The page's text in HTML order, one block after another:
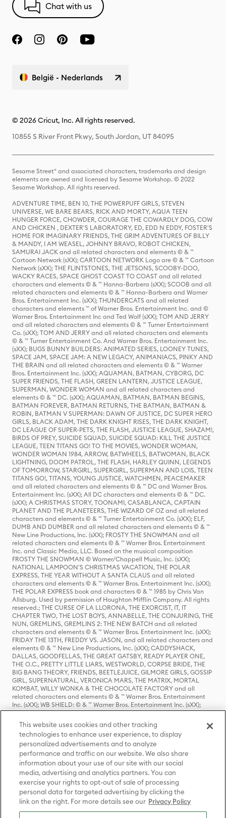
Chat with us
België - Nederlands
© 2026 Cricut, Inc. All rights reserved.
10855 S River Front Pkwy, South Jordan, UT 84095
Sesame Street® and associated characters, trademarks and design
elements are owned and licensed by Sesame Workshop. © 2022
Sesame Workshop. All rights reserved.
ADVENTURE TIME, BEN 10, THE POWERPUFF GIRLS, STEVEN
UNIVERSE, WE BARE BEARS, RICK AND MORTY, AQUA TEEN
HUNGER FORCE, CHOWDER, COURAGE THE COWARDLY DOG, COW
AND CHICKEN , DEXTER'S LABORATORY, ED, EDD N EDDY, FOSTER'S
HOME FOR IMAGINARY FRIENDS, THE GRIM ADVENTURES OF BILLY
& MANDY, I AM WEASEL, JOHNNY BRAVO, ROBOT CHICKEN,
SAMURAI JACK and all related characters and elements © & ™
Cartoon Network (sXX); CARTOON NETWORK Logo are © & ™ Cartoon
Network (sXX); THE FLINTSTONES, THE JETSONS, SCOOBY-DOO,
WACKY RACES, SPACE GHOST COAST TO COAST and all related
characters and elements © & ™ Hanna-Barbera (sXX); SCOOB and all
related characters and elements © & ™ Hanna-Barbera and Warner
Bros. Entertainment Inc. (sXX); THUNDERCATS and all related
characters and elements ™ of Warner Bros. Entertainment Inc. and ©
Warner Bros. Entertainment Inc and Ted Wolf (sXX); TOM AND JERRY
and all related characters and elements © & ™ Turner Entertainment
Co. (sXX); TOM AND JERRY and all related characters and elements
© & ™ Turner Entertainment Co. And Warner Bros. Entertainment Inc.
(sXX); BUGS BUNNY BUILDERS: ANIMATED SERIES, LOONEY TUNES,
SPACE JAM, SPACE JAM: A NEW LEGACY, ANIMANIACS, PINKY AND
THE BRAIN and all related characters and elements © & ™ Warner
Bros. Entertainment Inc. (sXX); AQUAMAN, BATMAN, CYBORG, DC
SUPER FRIENDS, THE FLASH, GREEN LANTERN, JUSTICE LEAGUE,
SUPERMAN, WONDER WOMAN and all related characters and
elements © & ™ DC. (sXX); AQUAMAN, BATMAN, BATMAN BEGINS,
BATMAN FOREVER, BATMAN RETURNS, THE BATMAN, BATMAN &
ROBIN, BATMAN V SUPERMAN: DAWN OF JUSTICE, DC SUPER HERO
GIRLS, BLACK ADAM, THE DARK KNIGHT RISES, THE DARK KNIGHT,
DC LEAGUE OF SUPER-PETS, THE FLASH, JUSTICE LEAGUE, SHAZAM!,
BIRDS OF PREY, SUICIDE SQUAD, SUICIDE SQUAD: KILL THE JUSTICE
LEAGUE, TEEN TITANS GO! TO THE MOVIES, WONDER WOMAN,
WONDER WOMAN 1984, ARROW, BATWHEELS, BATWOMAN, BLACK
LIGHTNING, DOOM PATROL, THE FLASH, HARLEY QUINN, LEGENDS
OF TOMORROW, STARGIRL, SUPERGIRL, SUPERMAN AND LOIS, TEEN
TITANS GO!, TITANS, YOUNG JUSTICE, WATCHMEN, PEACEMAKER
and all related characters and elements © & ™ DC and Warner Bros.
Entertainment Inc. (sXX); All DC characters and elements © & ™ DC.
(sXX); A CHRISTMAS STORY, TOONAMI, CASABLANCA, CAPTAIN
PLANET AND THE PLANETEERS, THE WIZARD OF OZ and all related
characters and elements © & ™ Turner Entertainment Co. (sXX); ELF,
DUMB AND DUMBER and all related characters and elements © & ™
New Line Productions, Inc. (sXX); FROSTY THE SNOWMAN and all
related characters and elements © & ™ Warner Bros. Entertainment
Inc. and Classic Media, LLC. Based on the musical composition
FROSTY THE SNOWMAN © Warner/Chappell Music, Inc. (sXX);
NATIONAL LAMPOON'S CHRISTMAS VACATION, THE POLAR
EXPRESS, THE YEAR WITHOUT A SANTA CLAUS and all related
characters and elements © & ™ Warner Bros. Entertainment Inc. (sXX);
THE POLAR EXPRESS book and characters © & ™ 1985 by Chris Van
Allsburg. Used by permission of Houghton Mifflin Company. All rights
reserved.; THE CURSE OF LA LLORONA, THE EXORCIST, IT, IT
CHAPTER TWO, THE LOST BOYS, ANNABELLE, THE CONJURING, THE
NUN, GREMLINS, GREMLINS 2: THE NEW BATCH and all related
characters and elements © & ™ Warner Bros. Entertainment Inc. (sXX);
FRIDAY THE 13TH, FREDDY VS. JASON, and all related characters and
elements © & ™ New Line Productions, Inc. (sXX); CADDYSHACK,
DALLAS, GOODFELLAS, THE GREAT GATSBY, READY PLAYER ONE,
THE O.C., PRETTY LITTLE LIARS, WESTWORLD, CORPSE BRIDE, THE
BIG BANG THEORY, FRIENDS, BEETLEJUICE, GILMORE GIRLS, GOSSIP
GIRL, SUPERNATURAL, VERONICA MARS, THE MATRIX, MORTAL
KOMBAT, WILLY WONKA & THE CHOCOLATE FACTORY and all
related characters and elements © & ™ Warner Bros. Entertainment
Inc. (sXX); WB SHIELD: © & ™ Warner Bros. Entertainment Inc. (sXX);
HOUSE OF THE DRAGON, GAME OF THRONES, and all related
characters and elements © & ™ Home Box Office, Inc. (sXX); CHILLING
ADVENTURES OF SABRINA, RIVERDALE © & ™ Warner Bros.
Entertainment Inc. Archie Comics and all related characters and
elements © & ™ Archie Comic Publications, Inc. Used with permission.
(sXX); SEINFELD and all related characters and elements © & ™ Castle
Rock Entertainment. (sXX); TED LASSO © & ™ Warner Bros.
Entertainment Inc. & Universal Television LLC (sXX); THE HOBBIT: AN
UNEXPECTED JOURNEY, THE HOBBIT: THE DESOLATION OF SMAUG,
THE HOBBIT: THE BATTLE OF THE FIVE ARMIES, THE LORD OF THE
RINGS: THE FELLOWSHIP OF THE RING, THE LORD OF THE RINGS: THE
TWO TOWERS, THE LORD OF THE RINGS: THE RETURN OF THE KING
and the names of the characters, items, events and places therein are
This website uses cookies and other tracking
technologies to enhance user experience, to display
personalized advertisements and to analyze
performance and traffic on our website. We also share
information about your use of our site with our social
media, advertising and analytics partners. You can
exercise your rights to opt-out of sale of processing
personal data for targeted advertising by clicking the
link on the right. For more details see our Privacy Policy